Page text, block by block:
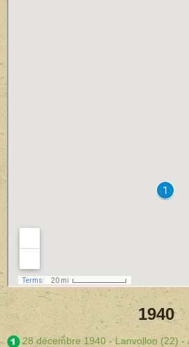
1940
28 décembre 1940 - Lanvollon (22) -